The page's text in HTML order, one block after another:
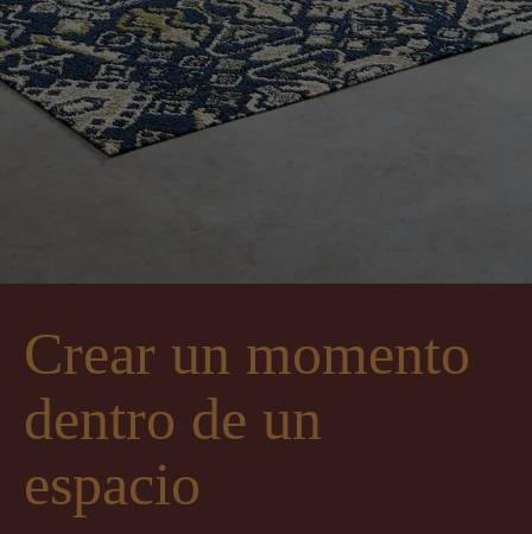
Crear un momento
dentro de un
espacio